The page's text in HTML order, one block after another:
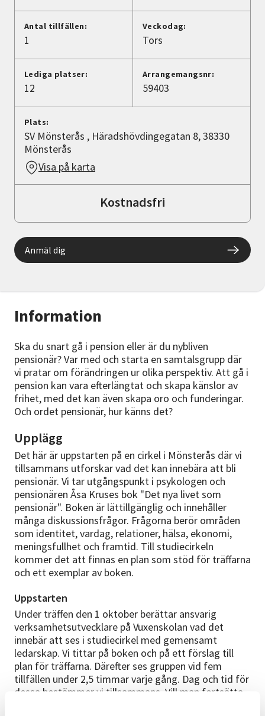
Lyssna
Information
Ska du snart gå i pension eller är du nybliven
pensionär? Var med och starta en samtalsgrupp där
vi pratar om förändringen ur olika perspektiv. Att gå i
pension kan vara efterlängtat och skapa känslor av
frihet, med det kan även skapa oro och funderingar.
Och ordet pensionär, hur känns det?
Upplägg
Det här är uppstarten på en cirkel i Mönsterås där vi
tillsammans utforskar vad det kan innebära att bli
pensionär. Vi tar utgångspunkt i psykologen och
pensionären Åsa Kruses bok "Det nya livet som
pensionär". Boken är lättillgänglig och innehåller
många diskussionsfrågor. Frågorna berör områden
som identitet, vardag, relationer, hälsa, ekonomi,
meningsfullhet och framtid. Till studiecirkeln
kommer det att finnas en plan som stöd för träffarna
och ett exemplar av boken.
Uppstarten
Under träffen den 1 oktober berättar ansvarig
verksamhetsutvecklare på Vuxenskolan vad det
innebär att ses i studiecirkel med gemensamt
ledarskap. Vi tittar på boken och på ett förslag till
plan för träffarna. Därefter ses gruppen vid fem
tillfällen under 2,5 timmar varje gång. Dag och tid för
dessa bestämmer vi tillsammans. Vill man fortsätta
Antal tillfällen:
1
Veckodag:
Tors
Lediga platser:
12
Arrangemangsnr:
59403
Plats:
SV Mönsterås , Häradshövdingegatan 8, 38330
Mönsterås
Visa på karta
Kostnadsfri
Anmäl dig